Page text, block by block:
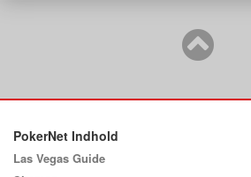
PokerNet Indhold
Las Vegas Guide